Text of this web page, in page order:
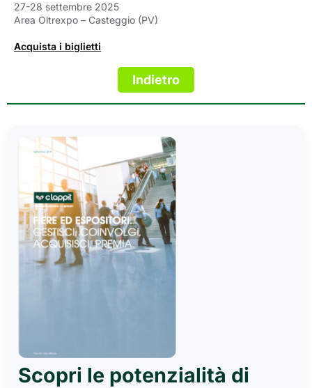
27-28 settembre 2025
Area Oltrexpo – Casteggio (PV)
Acquista i biglietti
Scopri le potenzialità di